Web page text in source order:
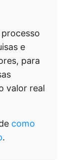
e
para
valor real
como
.